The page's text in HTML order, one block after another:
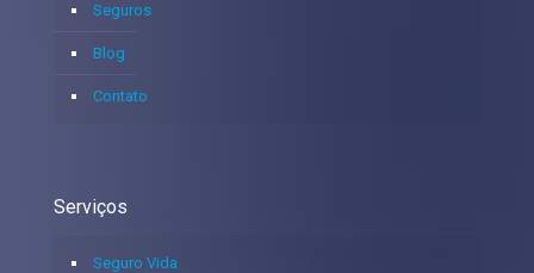
Seguros
Blog
Contato
Serviços
Seguro Vida